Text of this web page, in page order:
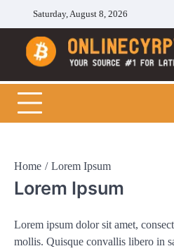
content
Saturday, August 8, 2026
Cryptocoins Trend
Home Lorem Ipsum
Lorem Ipsum
Lorem ipsum dolor sit amet,
mollis. Quisque convallis libero in